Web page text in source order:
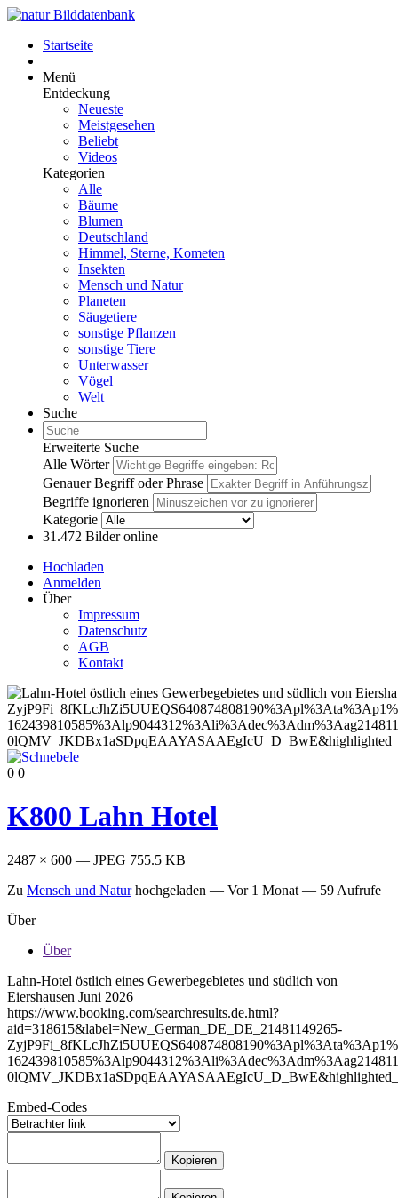
Startseite
Menü
Entdeckung
Neueste
Meistgesehen
Beliebt
Videos
Kategorien
Alle
Bäume
Blumen
Deutschland
Himmel, Sterne, Kometen
Insekten
Mensch und Natur
Planeten
Säugetiere
sonstige Pflanzen
sonstige Tiere
Unterwasser
Vögel
Welt
Suche
Erweiterte Suche
Alle Wörter
Genauer Begriff oder Phrase
Begriffe ignorieren
Kategorie
31.472 Bilder online
Hochladen
Anmelden
Über
Impressum
Datenschutz
AGB
Kontakt
0 0
K800 Lahn Hotel
2487 × 600 — JPEG 755.5 KB
Zu Mensch und Naturhochgeladen — Vor 1 Monat — 59 Aufrufe
Über
Über
Lahn-Hotel östlich eines Gewerbegebietes und südlich von
Eiershausen Juni 2026
https://www.booking.com/searchresults.de.html?
aid=318615&label=New_German_DE_DE_21481149265-
Embed-Codes
Kopieren